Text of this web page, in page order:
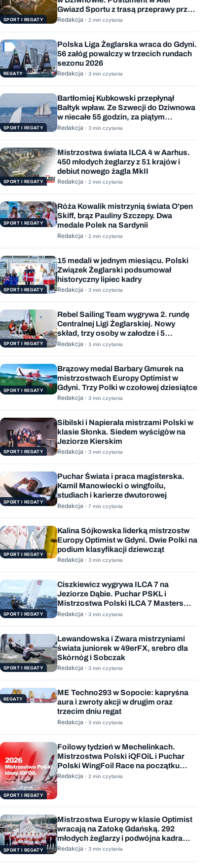
SPORT I REGATY
Gwiazd Sportu z trasą przeprawy przez
Bałtyk
Redakcja · 2 min czytania
REGATY
Polska Liga Żeglarska wraca do Gdyni.
56 załóg powalczy w trzecich rundach
sezonu 2026
Redakcja · 3 min czytania
SPORT I REGATY
Bartłomiej Kubkowski przepłynął
Bałtyk wpław. Ze Szwecji do Dziwnowa
w niecałe 55 godzin, za piątym
podejściem
Redakcja · 3 min czytania
SPORT I REGATY
Mistrzostwa świata ILCA 4 w Aarhus.
450 młodych żeglarzy z 51 krajów i
debiut nowego żagla MkII
Redakcja · 2 min czytania
SPORT I REGATY
Róża Kowalik mistrzynią świata O'pen
Skiff, brąz Pauliny Szczepy. Dwa
medale Polek na Sardynii
Redakcja · 2 min czytania
SPORT I REGATY
15 medali w jednym miesiącu. Polski
Związek Żeglarski podsumował
historyczny lipiec kadry
Redakcja · 3 min czytania
SPORT I REGATY
Rebel Sailing Team wygrywa 2. rundę
Centralnej Ligi Żeglarskiej. Nowy
skład, trzy osoby w załodze i 5
wygranych wyścigów
Redakcja · 3 min czytania
SPORT I REGATY
Brązowy medal Barbary Gmurek na
mistrzostwach Europy Optimist w
Gdyni. Trzy Polki w czołowej dziesiątce
Redakcja · 3 min czytania
SPORT I REGATY
Sibilski i Napierała mistrzami Polski w
klasie Słonka. Siedem wyścigów na
Jeziorze Kierskim
Redakcja · 3 min czytania
SPORT I REGATY
Puchar Świata i praca magisterska.
Kamil Manowiecki o wingfoilu,
studiach i karierze dwutorowej
Redakcja · 7 min czytania
SPORT I REGATY
Kalina Sójkowska liderką mistrzostw
Europy Optimist w Gdyni. Dwie Polki na
podium klasyfikacji dziewcząt
Redakcja · 3 min czytania
SPORT I REGATY
Ciszkiewicz wygrywa ILCA 7 na
Jeziorze Dąbie. Puchar PSKL i
Mistrzostwa Polski ILCA 7 Masters
rozstrzygnięte
Redakcja · 3 min czytania
SPORT I REGATY
Lewandowska i Zwara mistrzyniami
świata juniorek w 49erFX, srebro dla
Skórnóg i Sobczak
Redakcja · 3 min czytania
REGATY
ME Techno293 w Sopocie: kapryśna
aura i zwroty akcji w drugim oraz
trzecim dniu regat
Redakcja · 3 min czytania
SPORT I REGATY
Foilowy tydzień w Mechelinkach.
Mistrzostwa Polski iQFOiL i Puchar
Polski WingFoil Race na początku
sierpnia
Redakcja · 2 min czytania
SPORT I REGATY
Mistrzostwa Europy w klasie Optimist
wracają na Zatokę Gdańską. 292
młodych żeglarzy i podwójna kadra
Polski
Redakcja · 3 min czytania